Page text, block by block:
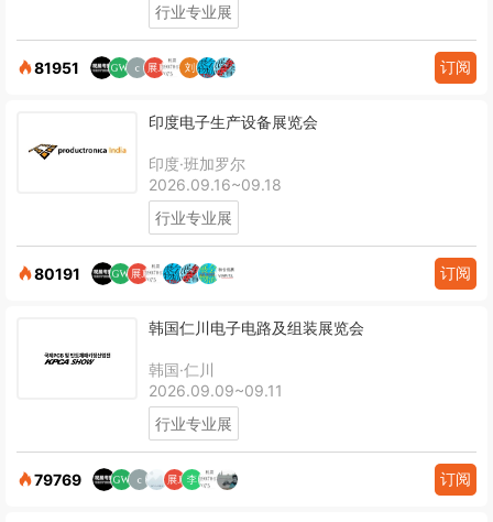
行业专业展
81951 订阅
印度电子生产设备展览会
印度·班加罗尔
2026.09.16~09.18
行业专业展
80191 订阅
韩国仁川电子电路及组装展览会
韩国·仁川
2026.09.09~09.11
行业专业展
79769 订阅